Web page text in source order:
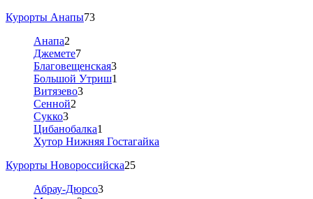
Курорты Анапы73
Анапа2
Джемете7
Благовещенская3
Большой Утриш1
Витязево3
Сенной2
Сукко3
Цибанобалка1
Хутор Нижняя Гостагайка
Курорты Новороссийска25
Абрау-Дюрсо3